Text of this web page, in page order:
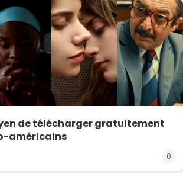
de télécharger gratuitement
américains
0